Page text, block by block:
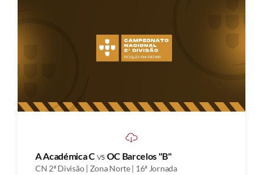
A Académica Cvs OC Barcelos "B"
CN 2ª Divisão | Zona Norte | 16ª Jornada